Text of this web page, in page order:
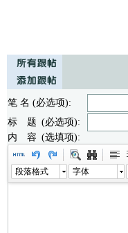
笔 名 (必选项):
标 题 (必选项):
内 容 (选填项):
段落格式 字体